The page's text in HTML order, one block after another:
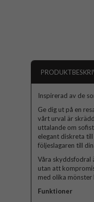
Inspirerad av de
Ge dig ut på en
vårt urval är
uttalande om
elegant diskreta
följeslagaren till
Våra skyddsfodral
utan att
med olika mönster
Funktioner